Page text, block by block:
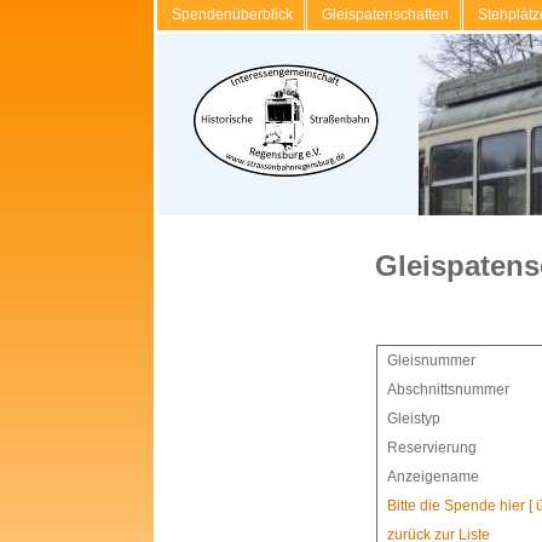
Spendenüberblick Gleispatenschaften
Gleisnummer
Abschnittsnummer
Gleistyp
Reservierung
Anzeigename
Bitte die Spende hier [
zurück zur Liste